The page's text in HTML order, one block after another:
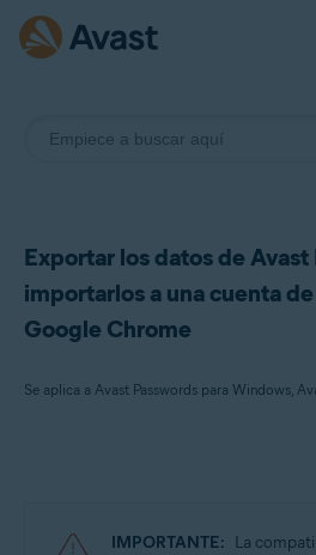
Exportar los datos de Avast
importarlos a una cuenta
Google Chrome
Avast Premium Security 22.x para Windows
IMPORTANTE: La